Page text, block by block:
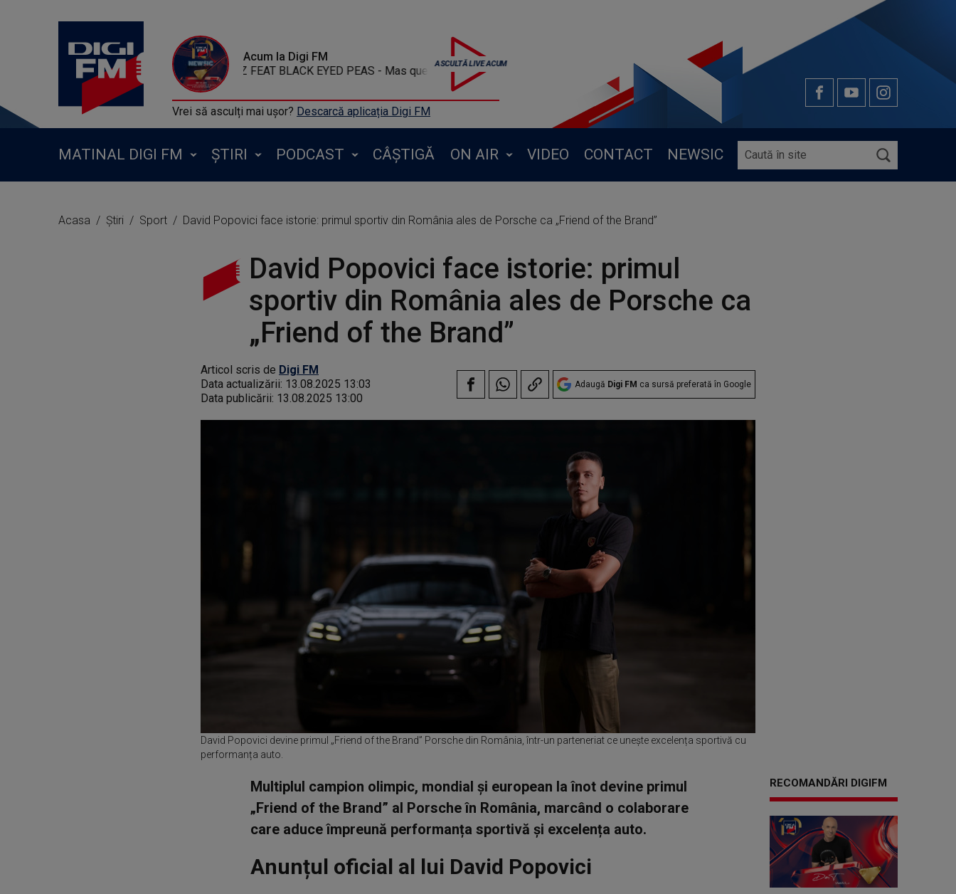
Acum la Digi FM
SERGIO MENDEZ FEAT BLACK EYED PEAS - Mas que nada
Vrei să asculți mai ușor? Descarcă aplicația Digi FM
MATINAL DIGI FM ȘTIRI PODCAST CÂȘTIGĂ ON AIR VIDEO CONTACT NEWSIC
Acasa Știri Sport David Popovici face istorie: primul sportiv din România ales de Porsche ca „Friend of the Brand”
David Popovici face istorie: primul
sportiv din România ales de Porsche ca
„Friend of the Brand”
Articol scris de Digi FM
Data actualizării: 13.08.2025 13:03
Data publicării: 13.08.2025 13:00
Adaugă Digi FM ca sursă preferată în Google
David Popovici devine primul „Friend of the Brand” Porsche din România, într-un parteneriat ce unește excelența sportivă cu
performanța auto.
Multiplul campion olimpic, mondial și european la înot devine primul
„Friend of the Brand” al Porsche în România, marcând o colaborare
care aduce împreună performanța sportivă și excelența auto.
Anunțul oficial al lui David Popovici
RECOMANDĂRI DIGIFM